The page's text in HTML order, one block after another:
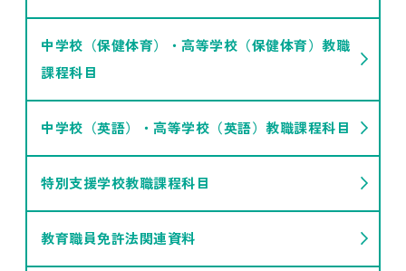
中学校（保健体育）・高等学校（保健体育）教職
課程科目
中学校（英語）・高等学校（英語）教職課程科目
特別支援学校教職課程科目
教育職員免許法関連資料